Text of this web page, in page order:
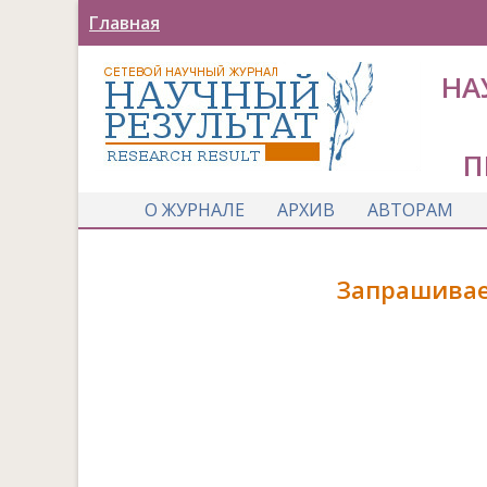
Главная
О ЖУРНАЛЕ АРХИВ АВТОРАМ